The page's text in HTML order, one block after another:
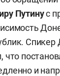
Путинус
что
и